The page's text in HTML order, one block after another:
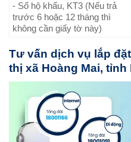
- Sổ hộ khẩu, KT3 (Nếu trả
trước 6 hoặc 12 tháng thì
không cần giấy tờ này)
Tư vấn dịch vụ lắp
thị xã Hoàng Mai, tỉnh